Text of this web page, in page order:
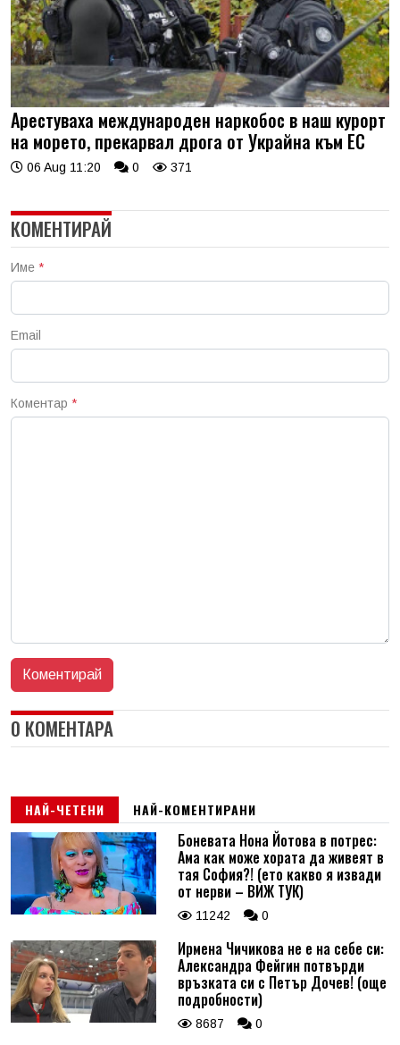
Арестуваха международен наркобос в наш курорт
на морето, прекарвал дрога от Украйна към ЕС
06 Aug 11:20 0 371
КОМЕНТИРАЙ
Име *
Email
Коментар *
0 КОМЕНТАРА
НАЙ-ЧЕТЕНИ НАЙ-КОМЕНТИРАНИ
Боневата Нона Йотова в потрес:
Ама как може хората да живеят в
тая София?! (ето какво я извади
от нерви – ВИЖ ТУК)
11242 0
Ирмена Чичикова не е на себе си:
Александра Фейгин потвърди
връзката си с Петър Дочев! (още
подробности)
8687 0